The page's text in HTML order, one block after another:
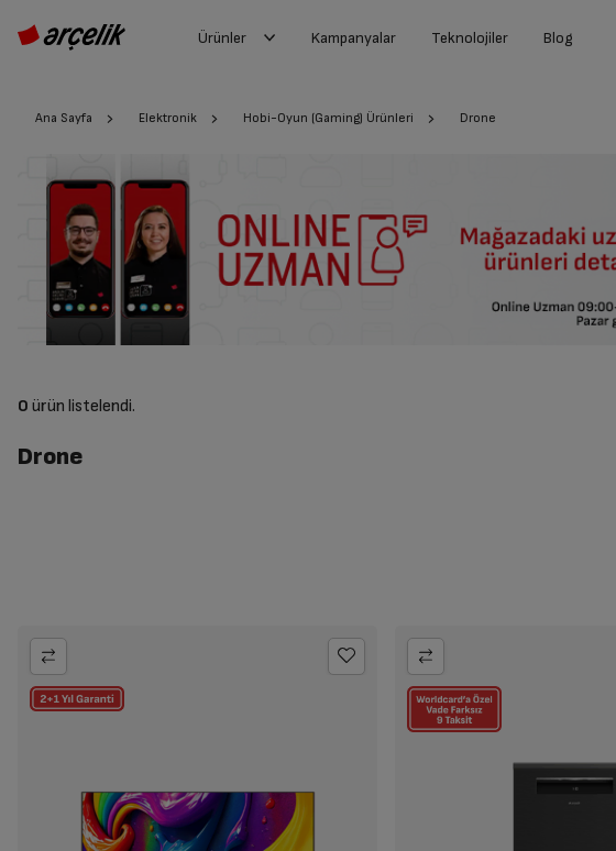
Ürünler Kampanyalar Teknolojiler Blog
Ana Sayfa Elektronik Hobi-Oyun (Gaming) Ürünleri Drone
0 ürün listelendi.
Drone